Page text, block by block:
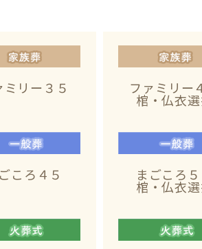
ミリー３５ ファミリー
棺・仏衣
ころ４５ まごころ５
棺・仏衣